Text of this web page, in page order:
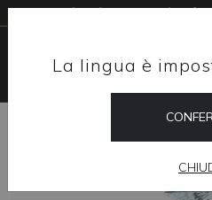
La lingua è
Livraison gratuite